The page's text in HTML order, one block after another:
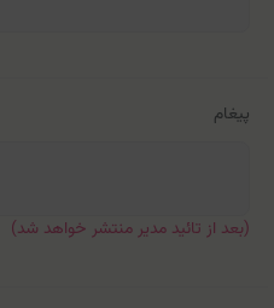
پیغام
(بعد از تائید مدیر منتشر خواهد شد)